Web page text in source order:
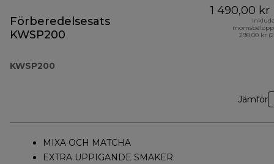
Förberedelsesats
KWSP200
KWSP200
1 490,00 kr
298,00 kr
Jämför
MIXA OCH MATCHA
EXTRA UPPIGANDE SMAKER